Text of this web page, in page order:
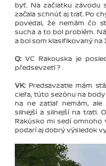
byť. Na začiatku závodu
začala schnúť aj trať. Po
povedal, že nemám čo
sucha a to bol problém.
a bol som klasifikovaný na
Q: VC Rakouska je
předsevzetí ?
VK: Predsavzatie mám
cieľa, túto sezónu na
na ne zatiaľ nemám,
silnejší a silnejší na trati.
Rakúsko mi sedí omnoho
podarí aj dobrý výsledok